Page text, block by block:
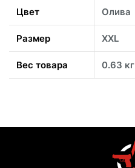
Цвет Олива
Размер XXL
Вес товара 0.63 кг